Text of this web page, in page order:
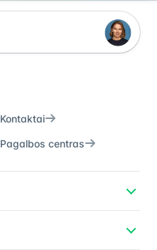
Kontaktai
Pagalbos centras